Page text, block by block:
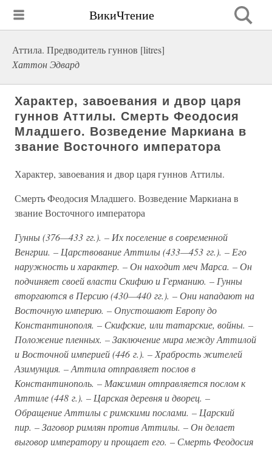
ВикиЧтение
Аттила. Предводитель гуннов [litres]
Хаттон Эдвард
Характер, завоевания и двор царя
гуннов Аттилы. Смерть Феодосия
Младшего. Возведение Маркиана в
звание Восточного императора
Характер, завоевания и двор царя гуннов Аттилы.
Смерть Феодосия Младшего. Возведение Маркиана в
звание Восточного императора
Гунны (376—433 гг.). – Их поселение в современной
Венгрии. – Царствование Аттилы (433—453 гг.). – Его
наружность и характер. – Он находит меч Марса. – Он
подчиняет своей власти Скифию и Германию. – Гунны
вторгаются в Персию (430—440 гг.). – Они нападают на
Восточную империю. – Опустошают Европу до
Константинополя. – Скифские, или татарские, войны. –
Положение пленных. – Заключение мира между Аттилой
и Восточной империей (446 г.). – Храбрость жителей
Азимунция. – Аттила отправляет послов в
Константинополь. – Максимин отправляется послом к
Аттиле (448 г.). – Царская деревня и дворец. –
Обращение Аттилы с римскими послами. – Царский
пир. – Заговор римлян против Аттилы. – Он делает
выговор императору и прощает его. – Смерть Феодосия